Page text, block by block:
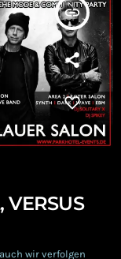
insert_link
wir verfolgen